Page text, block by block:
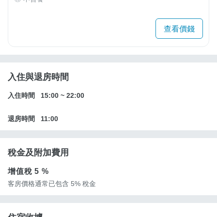
查看價錢
入住與退房時間
入住時間 15:00 ~ 22:00
退房時間 11:00
稅金及附加費用
增值稅5 %
客房價格通常已包含 5% 稅金